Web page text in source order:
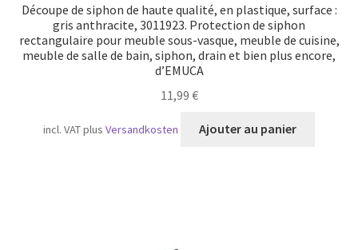
Découpe de siphon de haute qualité, en plastique, surface :
gris anthracite, 3011923. Protection de siphon
rectangulaire pour meuble sous-vasque, meuble de cuisine,
meuble de salle de bain, siphon, drain et bien plus encore,
d’EMUCA
11,99 €
incl. VATplusVersandkosten Ajouter au panier